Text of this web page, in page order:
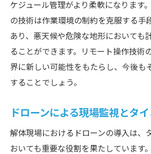
ケジュール管理がより柔軟になります
の技術は作業環境の制約を克服する手
あり、悪天候や危険な地形においても
ることができます。リモート操作技術
界に新しい可能性をもたらし、今後も
することでしょう。
ドローンによる現場監視とタ
解体現場におけるドローンの導入は、
おいても重要な役割を果たしています